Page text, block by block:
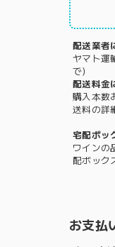
配送業者
ヤマト運
で）
配送料金
購入本数
送料の詳
宅配ボッ
ワインの
配ボック
お支払